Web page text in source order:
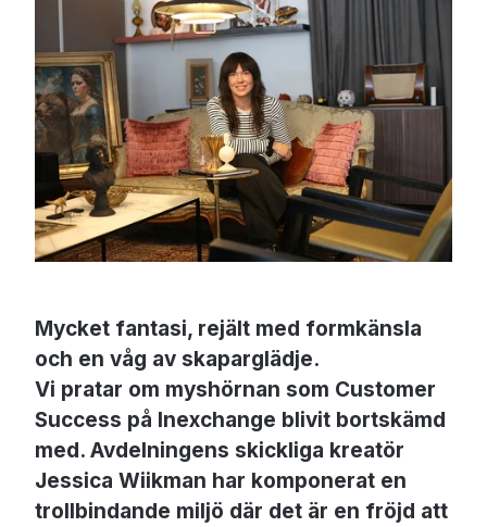
Mycket fantasi, rejält med formkänsla
och en våg av skaparglädje.
Vi pratar om myshörnan som Customer
Success på Inexchange blivit bortskämd
med. Avdelningens skickliga kreatör
Jessica Wiikman har komponerat en
trollbindande miljö där det är en fröjd att